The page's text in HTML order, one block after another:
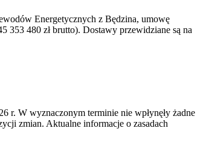
Energetycznych z Będzina, umowę
353 480 zł brutto). Dostawy przewidziane są na
r. W wyznaczonym terminie nie wpłynęły żadne
zmian. Aktualne informacje o zasadach